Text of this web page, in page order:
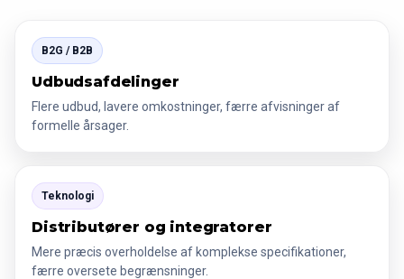
B2G / B2B
Udbudsafdelinger
Flere udbud, lavere omkostninger, færre afvisninger af
formelle årsager.
Teknologi
Distributører og integratorer
Mere præcis overholdelse af komplekse specifikationer,
færre oversete begrænsninger.